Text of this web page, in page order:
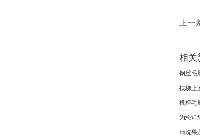
上一
相关
钢丝毛
扶梯上
机柜毛
为您详
清洗果